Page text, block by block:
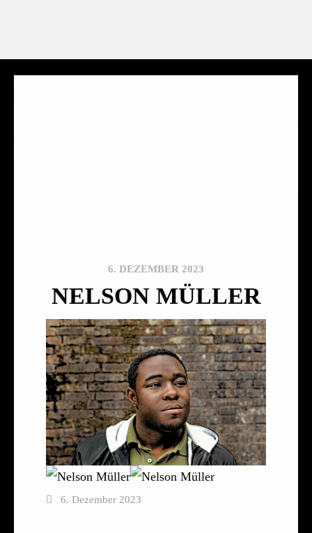
6. DEZEMBER 2023
NELSON MÜLLER
6. Dezember 2023